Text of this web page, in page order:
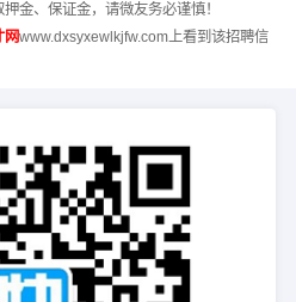
金、保证金，请微友务必谨慎！
网www.dxsyxewlkjfw.com上看到该招聘信